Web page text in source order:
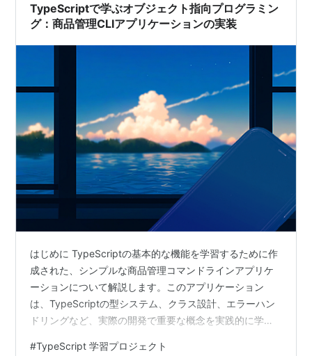
TypeScriptで学ぶオブジェクト指向プログラミン
グ：商品管理CLIアプリケーションの実装
はじめに TypeScriptの基本的な機能を学習するために作
成された、シンプルな商品管理コマンドラインアプリケ
ーションについて解説します。このアプリケーション
は、TypeScriptの型システム、クラス設計、エラーハン
ドリングなど、実際の開発で重要な概念を実践的に学べ
#TypeScript 学習プロジェクト